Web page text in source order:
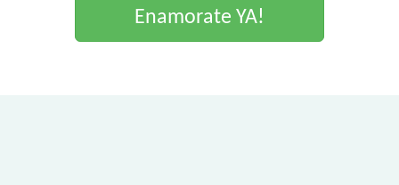
Enamorate YA!